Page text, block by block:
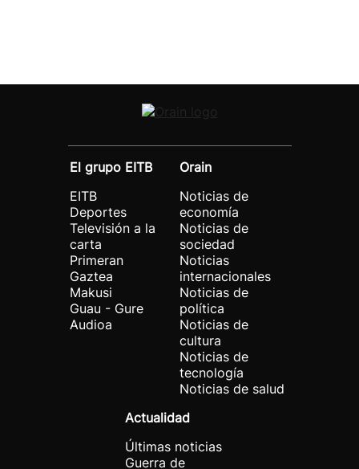
El grupo EITB
EITB
Deportes
Televisión a la
carta
Primeran
Gaztea
Makusi
Guau - Gure
Audioa
Orain
Noticias de
economía
Noticias de
sociedad
Noticias
internacionales
Noticias de
política
Noticias de
cultura
Noticias de
tecnología
Noticias de salud
Actualidad
Últimas noticias
Guerra de